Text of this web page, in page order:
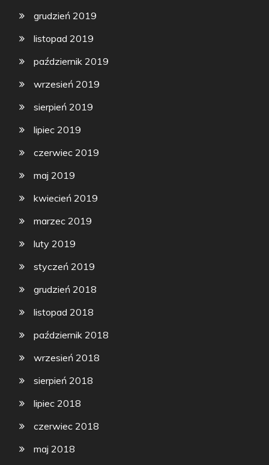
grudzień 2019
listopad 2019
październik 2019
wrzesień 2019
sierpień 2019
lipiec 2019
czerwiec 2019
maj 2019
kwiecień 2019
marzec 2019
luty 2019
styczeń 2019
grudzień 2018
listopad 2018
październik 2018
wrzesień 2018
sierpień 2018
lipiec 2018
czerwiec 2018
maj 2018